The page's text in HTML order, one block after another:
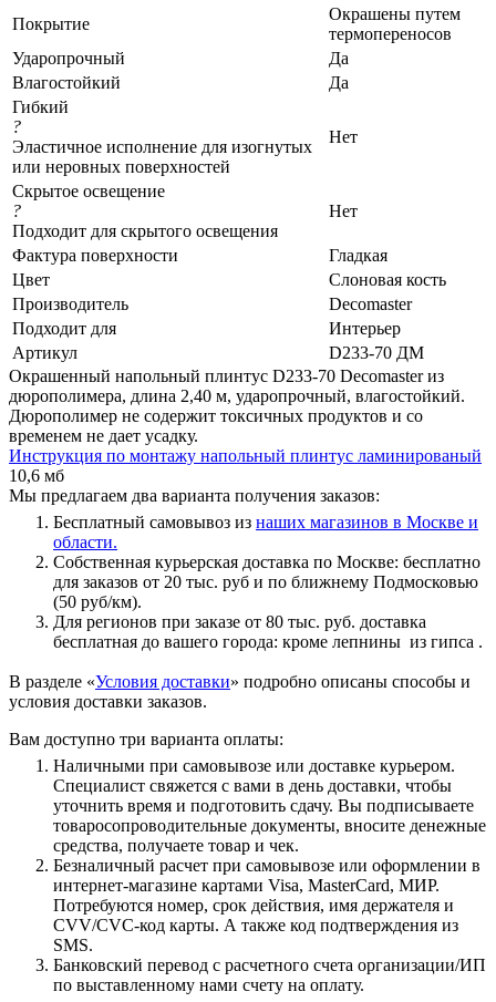
Покрытие
Окрашены путем
термопереносов
Ударопрочный
Да
Влагостойкий
Да
Гибкий
?
Эластичное исполнение для изогнутых
или неровных поверхностей
Нет
Скрытое освещение
?
Подходит для скрытого освещения
Нет
Фактура поверхности
Гладкая
Цвет
Слоновая кость
Производитель
Decomaster
Подходит для
Интерьер
Артикул
D233-70 ДМ
Окрашенный напольный плинтус D233-70 Decomaster из
дюрополимера, длина 2,40 м, ударопрочный, влагостойкий.
Дюрополимер не содержит токсичных продуктов и со
временем не дает усадку.
Инструкция по монтажу напольный плинтус ламинированый
10,6 мб
Мы предлагаем два варианта получения заказов:
Бесплатный самовывоз из наших магазинов в Москве и
области.
Собственная курьерская доставка по Москве: бесплатно
для заказов от 20 тыс. руб и по ближнему Подмосковью
(50 руб/км).
Для регионов при заказе от 80 тыс. руб. доставка
бесплатная до вашего города: кроме лепнины из гипса .
В разделе «Условия доставки» подробно описаны способы и
условия доставки заказов.
Вам доступно три варианта оплаты:
Наличными при самовывозе или доставке курьером.
Специалист свяжется с вами в день доставки, чтобы
уточнить время и подготовить сдачу. Вы подписываете
товаросопроводительные документы, вносите денежные
средства, получаете товар и чек.
Безналичный расчет при самовывозе или оформлении в
интернет-магазине картами Visa, MasterCard, МИР.
Потребуются номер, срок действия, имя держателя и
CVV/CVC-код карты. А также код подтверждения из
SMS.
Банковский перевод с расчетного счета организации/ИП
по выставленному нами счету на оплату.